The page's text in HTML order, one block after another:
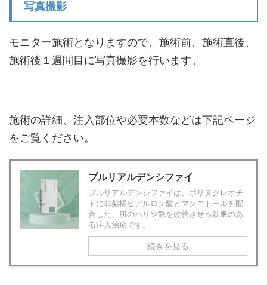
写真撮影
モニター施術となりますので、施術前、施術直後、
施術後１週間目に写真撮影を行います。
施術の詳細、注入部位や必要本数などは下記ページ
をご覧ください。
プルリアルデンシファイ
プルリアルデンシファイは、ポリヌクレオチ
ドに非架橋ヒアルロン酸とマンニトールを配
合した、肌のハリや艶を改善させる効果のあ
る注入治療です。
続きを見る